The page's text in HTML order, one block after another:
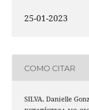
25-01-2023
COMO CITAR
SILVA, Danielle